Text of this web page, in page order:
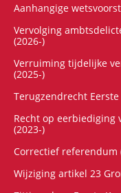
Aanhangige
Vervolging
(2026-)
Verruiming tijdelijke
(2025-)
Terugzendrecht Eerste
Recht op eerbiediging
(2023-)
Correctief referendum
Wijziging artikel 23